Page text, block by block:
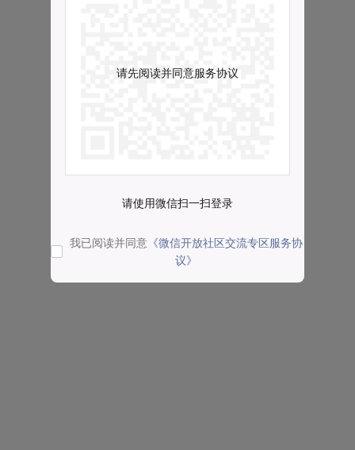
请先阅读并同意服务协议
请使用微信扫一扫登录
我已阅读并同意 《微信开放社区交流专区服务协
议》